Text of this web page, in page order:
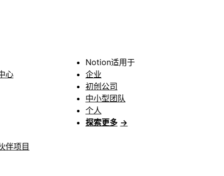
心
伴项目
Notion适用于
企业
初创公司
中小型团队
个人
探索更多 →